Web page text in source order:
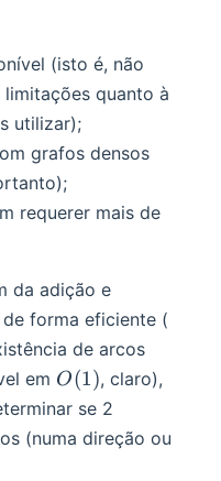
(isto é, não
quanto à
utilizar);
grafos densos
requerer mais de
da adição e
forma eficiente (
de arcos
em O(1)
O(1), claro),
se 2
(numa direção ou